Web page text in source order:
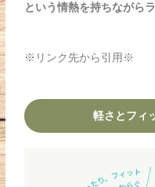
という情熱を持ちながら
※リンク先から引用※
軽さとフィ